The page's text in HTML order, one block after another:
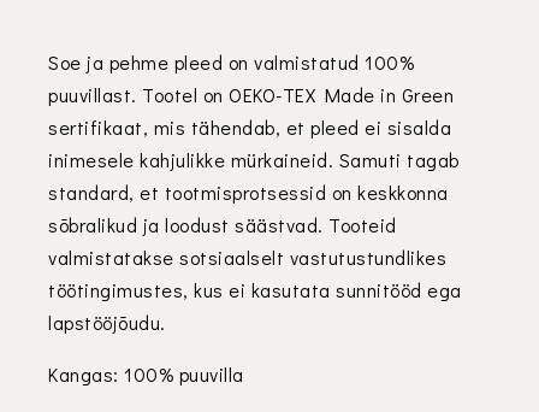
Soe ja pehme pleed on valmistatud 100%
puuvillast. Tootel on OEKO-TEX Made in Green
sertifikaat, mis tähendab, et pleed ei sisalda
inimesele kahjulikke mürkaineid. Samuti tagab
standard, et tootmisprotsessid on keskkonna
sõbralikud ja loodust säästvad. Tooteid
valmistatakse sotsiaalselt vastutustundlikes
töötingimustes, kus ei kasutata sunnitööd ega
lapstööjõudu.
Kangas: 100% puuvilla